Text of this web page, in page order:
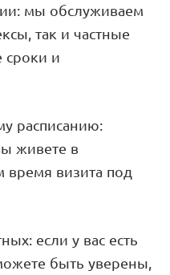
мы обслуживаем
так и частные
сроки и
расписанию:
живете в
визита под
если у вас есть
быть уверены,